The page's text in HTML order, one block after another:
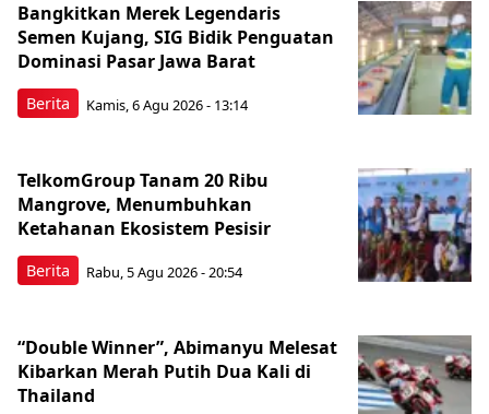
Berita
Bangkitkan Merek Legendaris
Semen Kujang, SIG Bidik Penguatan
Dominasi Pasar Jawa Barat
Kamis, 6 Agu 2026 - 13:14
Berita
TelkomGroup Tanam 20 Ribu
Mangrove, Menumbuhkan
Ketahanan Ekosistem Pesisir
Rabu, 5 Agu 2026 - 20:54
“Double Winner”, Abimanyu Melesat
Kibarkan Merah Putih Dua Kali di
Thailand